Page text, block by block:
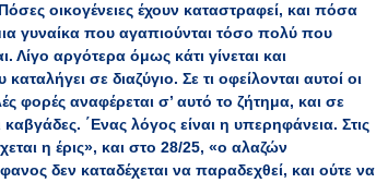
οικογένειες έχουν καταστραφεί, και πόσα
γυναίκα που αγαπιούνται τόσο πολύ που
αργότερα όμως κάτι γίνεται και
σε διαζύγιο. Σε τι οφείλονται αυτοί οι
αναφέρεται σ’ αυτό το ζήτημα, και σε
΄Ενας λόγος είναι η υπερηφάνεια. Στις
η έρις», και στο 28/25, «ο αλαζών
δεν καταδέχεται να παραδεχθεί, και ούτε να